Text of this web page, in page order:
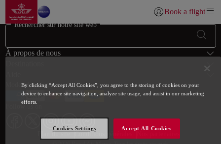
Saut au contenu principal
Aller à la page accueil
Se connecter |
Book a flight
Bas de page Plan du site
Rechercher sur notre site web
À propos de nous
Modes de paiement
Web map links
$Title.getData()
Plan du site Conditions générales
By clicking “Accept All Cookies”, you agree to the storing of cookies on your
device to enhance site navigation, analyze site usage, and assist in our marketing
efforts.
Accept All Cookies
Cookies Settings